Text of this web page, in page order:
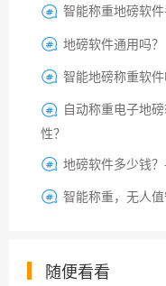
 智能称重地磅软
 地磅软件通用吗？
 智能地磅称重软
 自动称重电子地
性？
 地磅软件多少钱
 智能称重，无人
随便看看